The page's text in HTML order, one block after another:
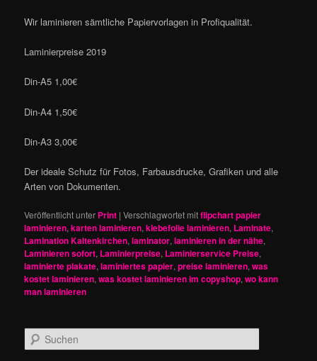
Wir laminieren sämtliche Papiervorlagen in Profiqualität.
Laminierpreise 2019
Din-A5 1,00€
Din-A4 1,50€
Din-A3 3,00€
Der ideale Schutz für Fotos, Farbausdrucke, Grafiken und alle
Arten von Dokumenten.
Veröffentlicht unter Print |Verschlagwortet mitflipchart papier
laminieren,karten laminieren,klebefolie laminieren, Laminate,
Lamination Kaltenkirchen,laminator,laminieren in der nähe,
Laminieren sofort, Laminierpreise, Laminierservice Preise,
laminierte plakate,laminiertes papier,preise laminieren,was
kostet laminieren,was kostet laminieren im copyshop,wo kann
man laminieren
u